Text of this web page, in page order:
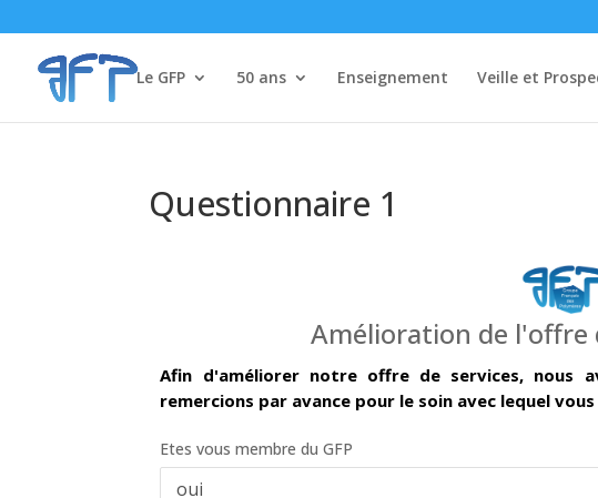
Le GFP 50 ans Enseignement Veille et
Questionnaire 1
Amélioration de l'offre
Afin d'améliorer notre offre de services, nous
remercions par avance pour le soin avec lequel
Etes vous membre du GFP